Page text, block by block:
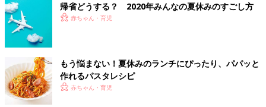
あぁ、聞くだけでため息出そうな海外の絶景＆味
「ウユニ塩湖で見た星空です。高地で灯りがまったくない中での
星空は、本当にすごかったです」
帰省どうする？ 2020年みんなの夏休みのすごし方
赤ちゃん・育児
もう悩まない！夏休みのランチにぴったり、パパッと
作れるパスタレシピ
赤ちゃん・育児